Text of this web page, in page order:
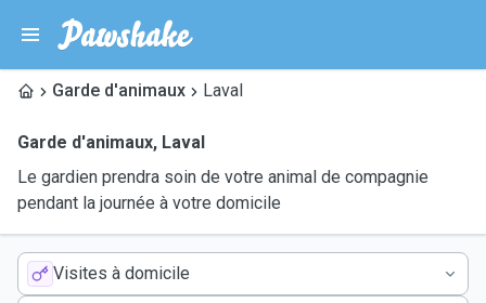
Garde d'animaux Laval
Garde d'animaux, Laval
Le gardien prendra soin de votre animal de compagnie
pendant la journée à votre domicile
Visites à domicile